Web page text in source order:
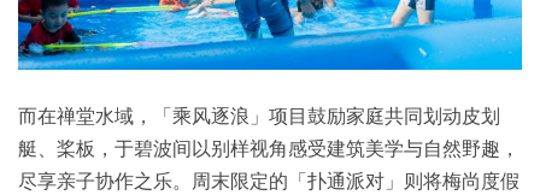
而在禅堂水域，「乘风逐浪」项目鼓励家庭共同划动皮划
艇、桨板，于碧波间以别样视角感受建筑美学与自然野趣，
尽享亲子协作之乐。周末限定的「扑通派对」则将梅尚度假